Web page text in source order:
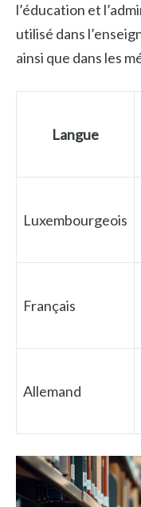
l’éducation et
utilisé dans
ainsi que dans les
Langue
Luxembourgeois
Français
Allemand